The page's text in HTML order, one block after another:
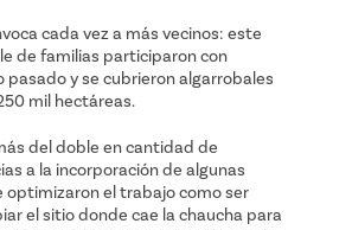
cada vez a más vecinos: este
de familias participaron con
pasado y se cubrieron algarrobales
mil hectáreas.
del doble en cantidad de
a la incorporación de algunas
optimizaron el trabajo como ser
el sitio donde cae la chaucha para